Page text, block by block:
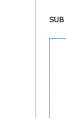
SUB